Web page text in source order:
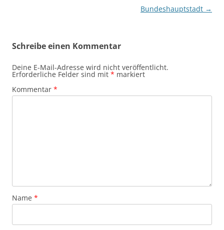
Bundeshauptstadt →
Schreibe einen Kommentar
Deine E-Mail-Adresse wird nicht veröffentlicht.
Erforderliche Felder sind mit * markiert
Kommentar *
Name *